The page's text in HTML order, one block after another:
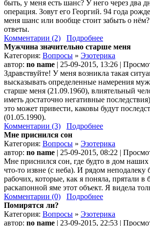
быть, у меня есть шанс? У него через два
операция. Зовут его Георгий. 94 года
меня шанс или вообще стоит забыть о
ответы.
Комментарии (2)
Подробнее
Мужчина значительно старше меня
Категория: Вопросы » Эзотерика
автор: no name | 25-09-2015, 13:26 |
Здравствуйте! У меня возникла такая
высказывать определенные намерения
старше меня (21.09.1960), влиятельный
иметь достаточно негативные
это может привести, каковы будут
(01.05.1990).
Комментарии (3)
Подробнее
Мне приснился сон
Категория: Вопросы » Эзотерика
автор: no name | 25-09-2015, 08:22 |
Мне приснился сон, где будто в дом наших
что-то извне (с неба). И рядом неподалеку
рабочих, которые, как я поняла, прятали в
раскапонной яме этот объект. Я видела
Комментарии (0)
Подробнее
Помирятся ли?
Категория: Вопросы » Эзотерика
автор: no name | 23-09-2015, 22:53 |